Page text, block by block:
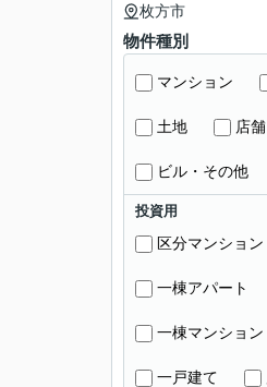
枚方市
物件種別
マンション
土地 店舗
ビル・その他
投資用
区分マンション
一棟アパート
一棟マンション
一戸建て